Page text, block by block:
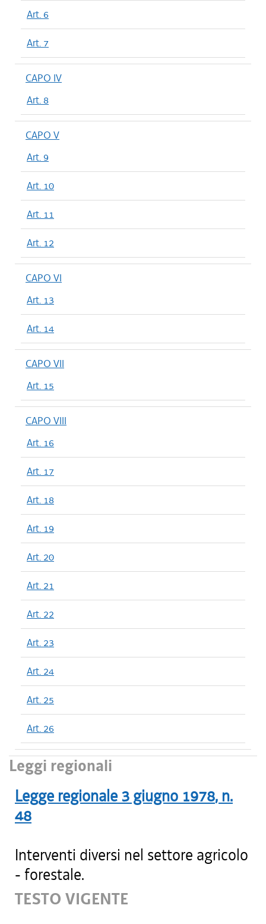
Art. 6
Art. 7
CAPO IV
Art. 8
CAPO V
Art. 9
Art. 10
Art. 11
Art. 12
CAPO VI
Art. 13
Art. 14
CAPO VII
Art. 15
CAPO VIII
Art. 16
Art. 17
Art. 18
Art. 19
Art. 20
Art. 21
Art. 22
Art. 23
Art. 24
Art. 25
Art. 26
Leggi regionali
Legge regionale 3 giugno 1978, n.
48
Interventi diversi nel settore agricolo
- forestale.
TESTO VIGENTE